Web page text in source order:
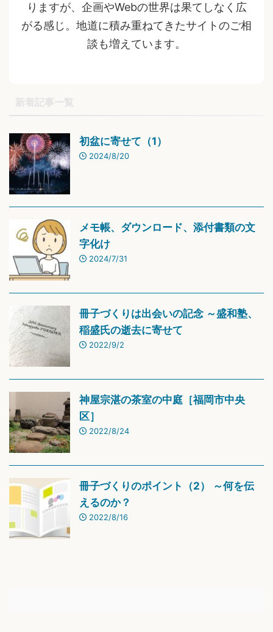
りますが、企画やWebの世界は果てしなく広
がる感じ。地道に積み重ねてきたサイトのご相
談も増えています。
新着記事一覧
初盆に寄せて（1）
2024/8/20
メモ帳、ダウンロード、添付書類の文
字化け
2024/7/31
冊子づくりは出会いの記念 ～盛和塾、
稲盛氏の逝去に寄せて
2022/9/2
神屋宗湛の茶室の中庭［福岡市中央
区］
2022/8/24
冊子づくりのポイント（2） ～何を伝
えるのか？
2022/8/16